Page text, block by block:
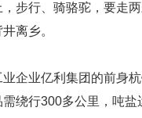
步行、骑骆驼，要走
离乡。
企业亿利集团的前身
绕行300多公里，吨盐